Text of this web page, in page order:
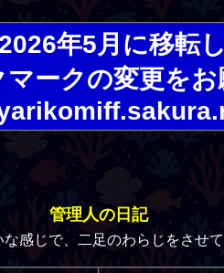
年5月に移転し
ークの変更をお
管理人の日記
感じで、二足のわらじをさせ